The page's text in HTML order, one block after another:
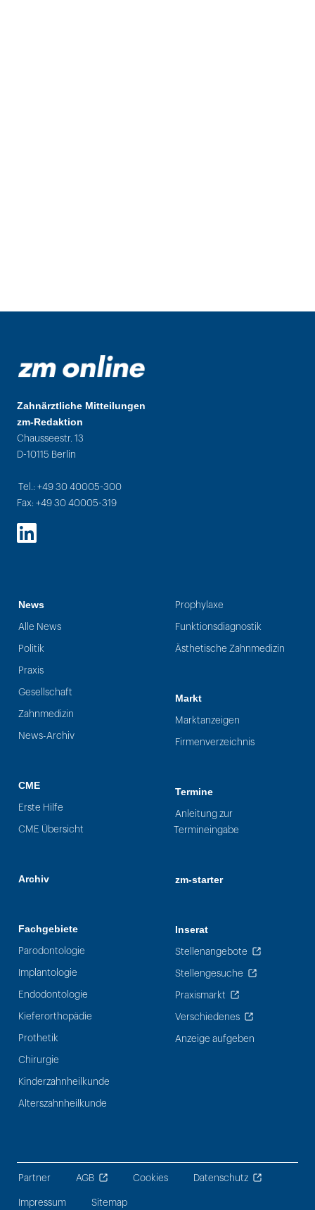
Zahnärztliche Mitteilungen
zm-Redaktion
Chausseestr. 13
D-10115 Berlin
Tel.: +49 30 40005-300
Fax: +49 30 40005-319
LinkedIn
News
Alle News
Politik
Praxis
Gesellschaft
Zahnmedizin
News-Archiv
CME
Erste Hilfe
CME Übersicht
Archiv
Fachgebiete
Parodontologie
Implantologie
Endodontologie
Kieferorthopädie
Prothetik
Chirurgie
Kinderzahnheilkunde
Alterszahnheilkunde
Prophylaxe
Funktionsdiagnostik
Ästhetische Zahnmedizin
Markt
Marktanzeigen
Firmenverzeichnis
Termine
Anleitung zur
Termineingabe
zm-starter
Inserat
Stellenangebote
Stellengesuche
Praxismarkt
Verschiedenes
Anzeige aufgeben
Partner AGB Cookies Datenschutz
Impressum Sitemap